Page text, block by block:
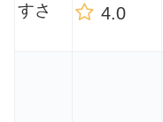
すさ
4.0